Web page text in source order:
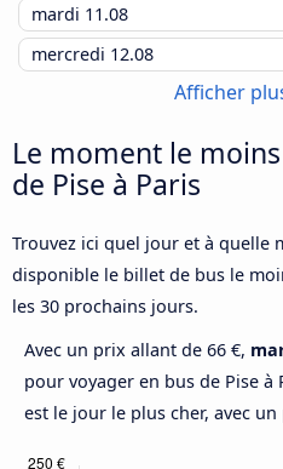
mardi 11.08
mercredi 12.08
Afficher
Le moment le
de Pise à Paris
Trouvez ici quel jour et à quelle
disponible le billet de bus le
les 30 prochains jours.
Avec un prix allant de 66 €,
pour voyager en bus de Pise à
est le jour le plus cher, avec